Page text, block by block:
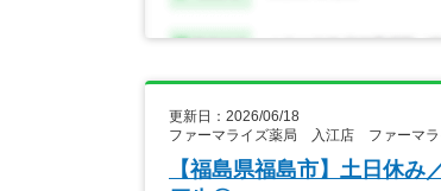
更新日：2026/06/18
ファーマライズ薬局 入江店 ファーマラ
【福島県福島市】土日休